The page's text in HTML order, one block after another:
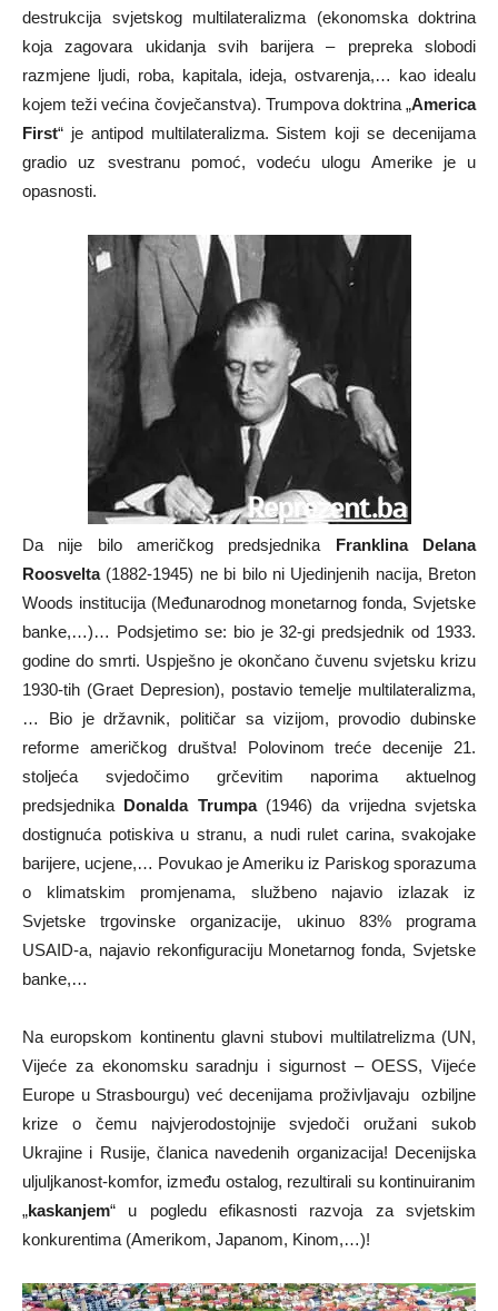
destrukcija svjetskog multilateralizma (ekonomska doktrina
koja zagovara ukidanja svih barijera – prepreka slobodi
razmjene ljudi, roba, kapitala, ideja, ostvarenja,… kao idealu
kojem teži većina čovječanstva). Trumpova doktrina „America
First“ je antipod multilateralizma. Sistem koji se decenijama
gradio uz svestranu pomoć, vodeću ulogu Amerike je u
opasnosti.
Da nije bilo američkog predsjednika Franklina Delana
Roosvelta(1882-1945) ne bi bilo ni Ujedinjenih nacija, Breton
Woods institucija (Međunarodnog monetarnog fonda, Svjetske
banke,…)… Podsjetimo se: bio je 32-gi predsjednik od 1933.
godine do smrti. Uspješno je okončano čuvenu svjetsku krizu
1930-tih (Graet Depresion), postavio temelje multilateralizma,
… Bio je državnik, političar sa vizijom, provodio dubinske
reforme američkog društva! Polovinom treće decenije 21.
stoljeća svjedočimo grčevitim naporima aktuelnog
predsjednika Donalda Trumpa(1946) da vrijedna svjetska
dostignuća potiskiva u stranu, a nudi rulet carina, svakojake
barijere, ucjene,… Povukao je Ameriku iz Pariskog sporazuma
o klimatskim promjenama, službeno najavio izlazak iz
Svjetske trgovinske organizacije, ukinuo 83% programa
USAID-a, najavio rekonfiguraciju Monetarnog fonda, Svjetske
banke,…
Na europskom kontinentu glavni stubovi multilatrelizma (UN,
Vijeće za ekonomsku saradnju i sigurnost – OESS, Vijeće
Europe u Strasbourgu) već decenijama proživljavaju ozbiljne
krize o čemu najvjerodostojnije svjedoči oružani sukob
Ukrajine i Rusije, članica navedenih organizacija! Decenijska
uljuljkanost-komfor, između ostalog, rezultirali su kontinuiranim
„kaskanjem“ u pogledu efikasnosti razvoja za svjetskim
konkurentima (Amerikom, Japanom, Kinom,…)!